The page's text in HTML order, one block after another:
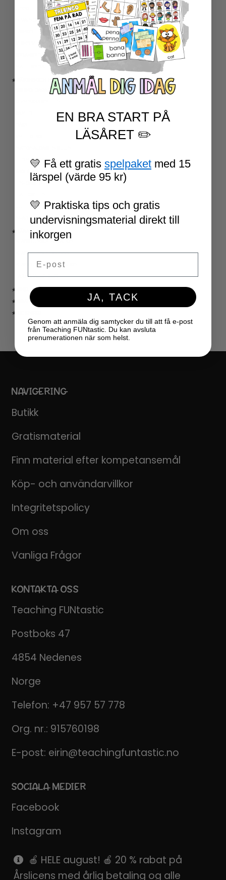
UPPGIFTSKORT SVENSKA
NIVÅINDELADE LÄSTEXTER
LÄSKORT FAKTA
VI SKRIVER
SPRÅKSPIRALEN
MATTESPIRALEN
★ SÄSONG OCH HÖGTIDER
100 SKOLDAGAR
TERMINSAVSLUT
★ LÄRARVERKTYG
KLASSRUMSDEKORATION
KLASSRUMSLEDARSKAP
KLASSRUMSORGANISATION
LÄRARKALENDER
★ SPEL
★ GRATIS
★ LICENSER
NAVIGERING
Butikk
Gratismaterial
Finn material efter kompetansemål
Köp- och användarvillkor
Integritetspolicy
Om oss
Vanliga Frågor
KONTAKTA OSS
Teaching FUNtastic
Postboks 47
4854 Nedenes
Norge
Telefon: +47 957 57 778
Org. nr.: 915760198
E-post: eirin@teachingfuntastic.no
SOCIALA MEDIER
Facebook
Instagram
Pinterest
🍎 HELE august! 🍎 20 % rabat på
Årslicens med årlig betaling og alle
EN BRA START PÅ
LÄSÅRET ✏️
💛 Få ett gratis spelpaket med 15
lärspel (värde 95 kr)
💛 Praktiska tips och gratis
undervisningsmaterial direkt till
inkorgen
JA, TACK
Genom att anmäla dig samtycker du till att få e-post
från Teaching FUNtastic. Du kan avsluta
prenumerationen när som helst.